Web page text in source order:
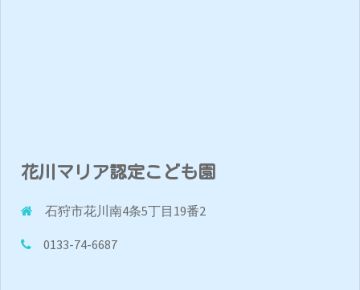
花川マリア認定こども園
石狩市花川南4条5丁目19番2
0133-74-6687